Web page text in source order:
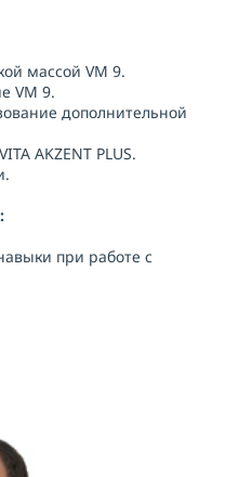
массой VM 9.
VM 9.
дополнительной
AKZENT PLUS.
при работе с